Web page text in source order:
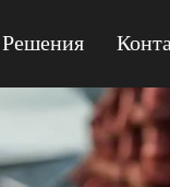
Решения